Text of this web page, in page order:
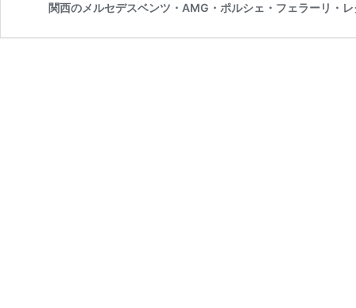
関西のメルセデスベンツ・AMG・ポルシェ・フェラーリ・